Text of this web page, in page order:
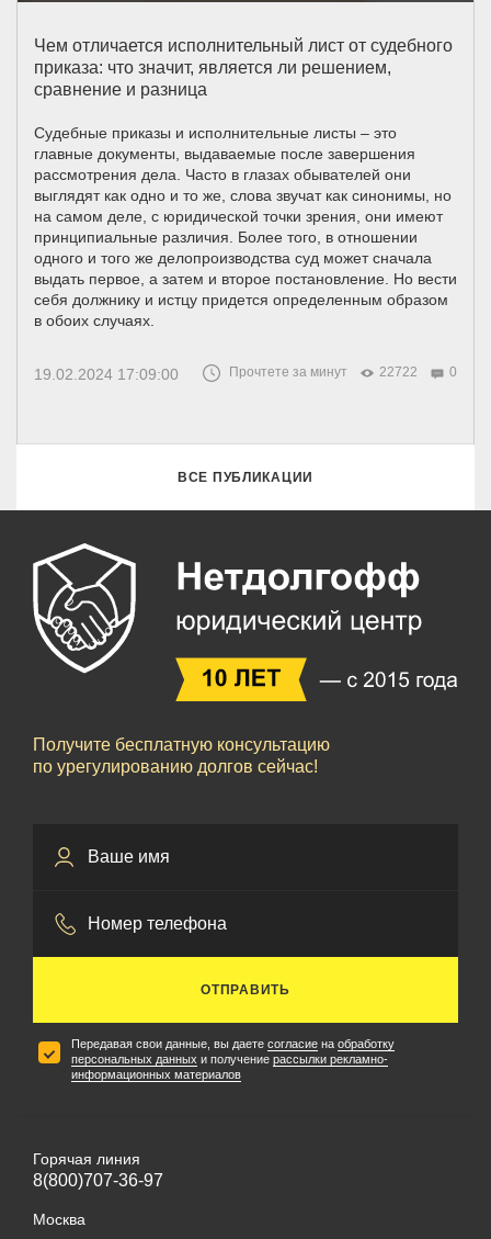
Чем отличается исполнительный лист от судебного
приказа: что значит, является ли решением,
сравнение и разница
Судебные приказы и исполнительные листы – это
главные документы, выдаваемые после завершения
рассмотрения дела. Часто в глазах обывателей они
выглядят как одно и то же, слова звучат как синонимы, но
на самом деле, с юридической точки зрения, они имеют
принципиальные различия. Более того, в отношении
одного и того же делопроизводства суд может сначала
выдать первое, а затем и второе постановление. Но вести
себя должнику и истцу придется определенным образом
в обоих случаях.
19.02.2024 17:09:00 Прочтете за минут 22722 0
ВСЕ ПУБЛИКАЦИИ
Получите бесплатную консультацию
по урегулированию долгов сейчас!
ОТПРАВИТЬ
Передавая свои данные, вы даете согласие на обработку
персональных данных и получение рассылки рекламно-
информационных материалов
Горячая линия
8(800)707-36-97
Москва